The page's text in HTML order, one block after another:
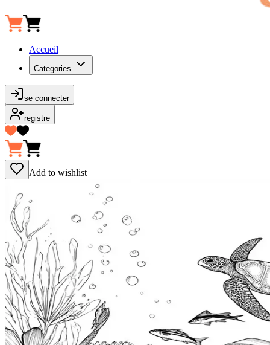
Accueil
Categories
se connecter
registre
Add to wishlist